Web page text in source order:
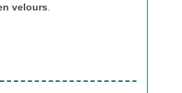
velours